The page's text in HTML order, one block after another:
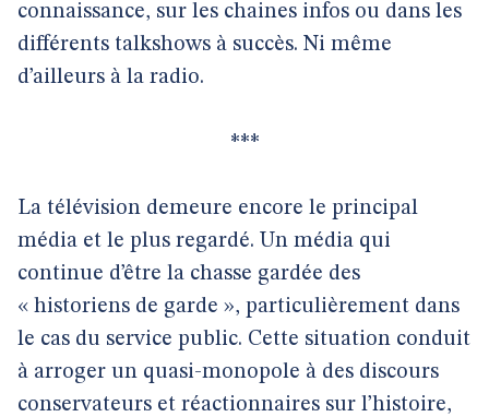
connaissance, sur les chaines infos ou dans les
différents talkshows à succès. Ni même
d’ailleurs à la radio.
***
La télévision demeure encore le principal
média et le plus regardé. Un média qui
continue d’être la chasse gardée des
« historiens de garde », particulièrement dans
le cas du service public. Cette situation conduit
à arroger un quasi-monopole à des discours
conservateurs et réactionnaires sur l’histoire,